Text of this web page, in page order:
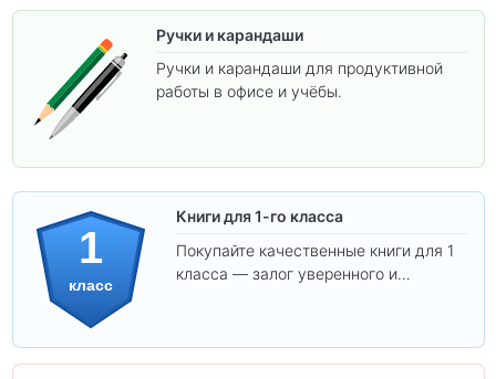
Ручки и карандаши
Ручки и карандаши для продуктивной
работы в офисе и учёбы.
1
класс
Книги для 1-го класса
Покупайте качественные книги для 1
класса — залог уверенного и